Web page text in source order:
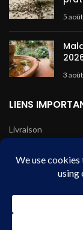
5
3
LIENS
Livraison
Conditions de